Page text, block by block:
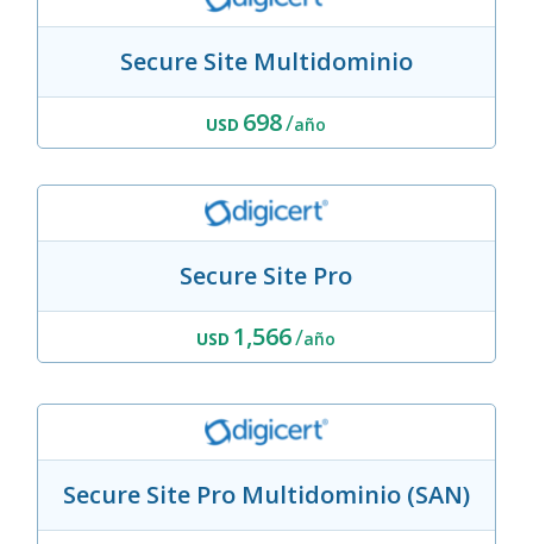
Secure Site Multidominio
USD698/año
Secure Site Pro
USD1,566/año
Secure Site Pro Multidominio (SAN)